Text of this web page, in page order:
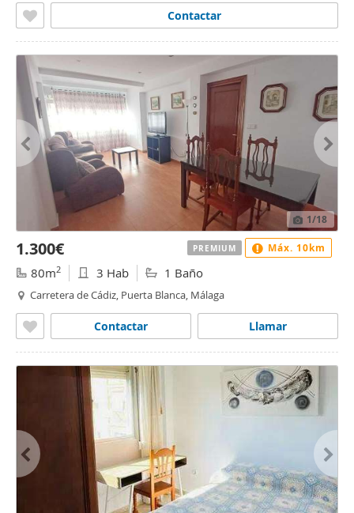
Contactar
1/18
1.300€
80m2 3 Hab 1 Baño
Carretera de Cádiz, Puerta Blanca, Málaga
Llamar
Contactar
PREMIUM Máx. 10km